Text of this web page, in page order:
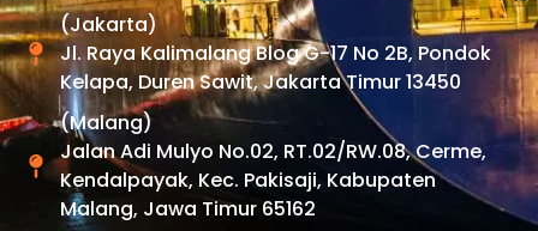
(Jakarta)
Jl. Raya Kalimalang Blog G-17 No 2B, Pondok
Kelapa, Duren Sawit, Jakarta Timur 13450
(Malang)
Jalan Adi Mulyo No.02, RT.02/RW.08, Cerme,
Kendalpayak, Kec. Pakisaji, Kabupaten
Malang, Jawa Timur 65162